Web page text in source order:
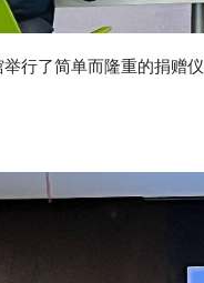
行了简单而隆重的捐赠